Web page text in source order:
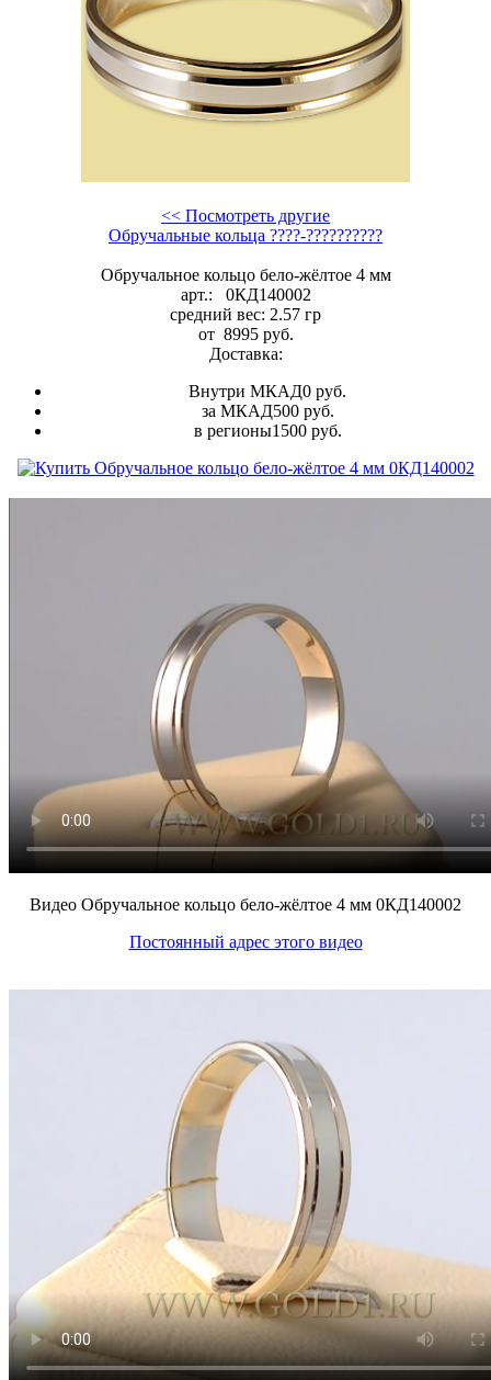
<< Посмотреть другие
Обручальные кольца ????-??????????
Обручальное кольцо бело-жёлтое 4 мм
арт.: 0КД140002
средний вес: 2.57 гр
от 8995 руб.
Доставка:
Внутри МКАД0 руб.
за МКАД500 руб.
в регионы1500 руб.
Видео Обручальное кольцо бело-жёлтое 4 мм 0КД140002
Постоянный адрес этого видео